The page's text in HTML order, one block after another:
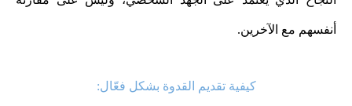
أنفسهم مع الآخرين.
كيفية تقديم القدوة بشكل فعّال: